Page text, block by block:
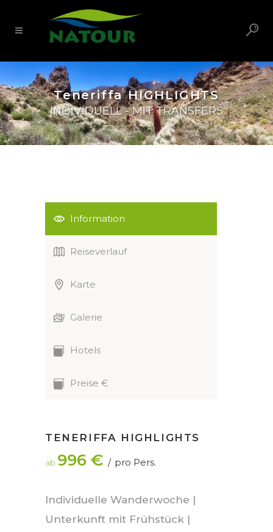
Teneriffa HIGHLIGHTS
INDIVIDUELL - MIT TRANSFERS
Information
Reiseverlauf
Karte
Galerie
Hotels
Preise €
TENERIFFA HIGHLIGHTS
ab 996 € pro Pers.
Individuelle Wanderwoche |
Unterkunft mit Frühstück |